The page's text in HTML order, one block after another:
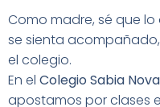
Como madre, sé que
se sienta
el colegio.
En el Colegio Sabia
apostamos por clases